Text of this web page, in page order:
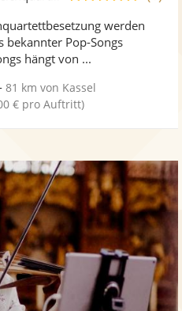
Fotos
5
werden
bekannter Pop-Songs
hängt von ...
81 km von Kassel
€ pro Auftritt)